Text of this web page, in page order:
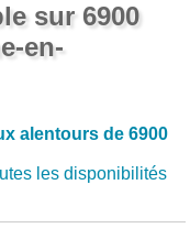
sur 6900
en-
alentours de 6900
les disponibilités